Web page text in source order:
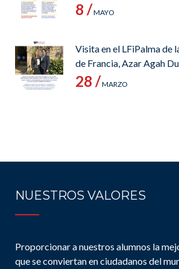
8 /MAYO
Visita en el LFiPalma de
de Francia, Azar Agah
28 /MARZO
NUESTROS VALORES
Proporcionar a nuestros alumnos la
que se conviertan en ciudadanos del